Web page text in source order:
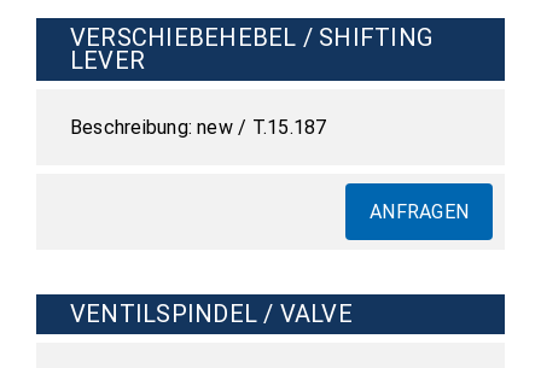
VERSCHIEBEHEBEL / SHIFTING
LEVER
new / T.15.187
ANFRAGEN
VENTILSPINDEL / VALVE